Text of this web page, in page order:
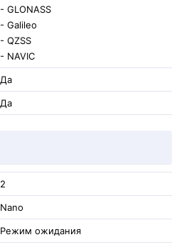
- GLONASS
- Galileo
- QZSS
- NAVIC
Да
Да
2
Nano
Режим ожидания